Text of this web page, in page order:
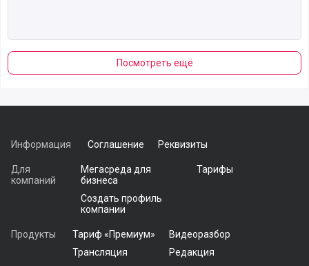
Посмотреть ещё
Информация Соглашение Реквизиты
Для
компаний
Мегасреда для
бизнеса
Тарифы
Создать профиль
компании
Продукты Тариф «Премиум»
Видеоразбор
Трансляция
Редакция